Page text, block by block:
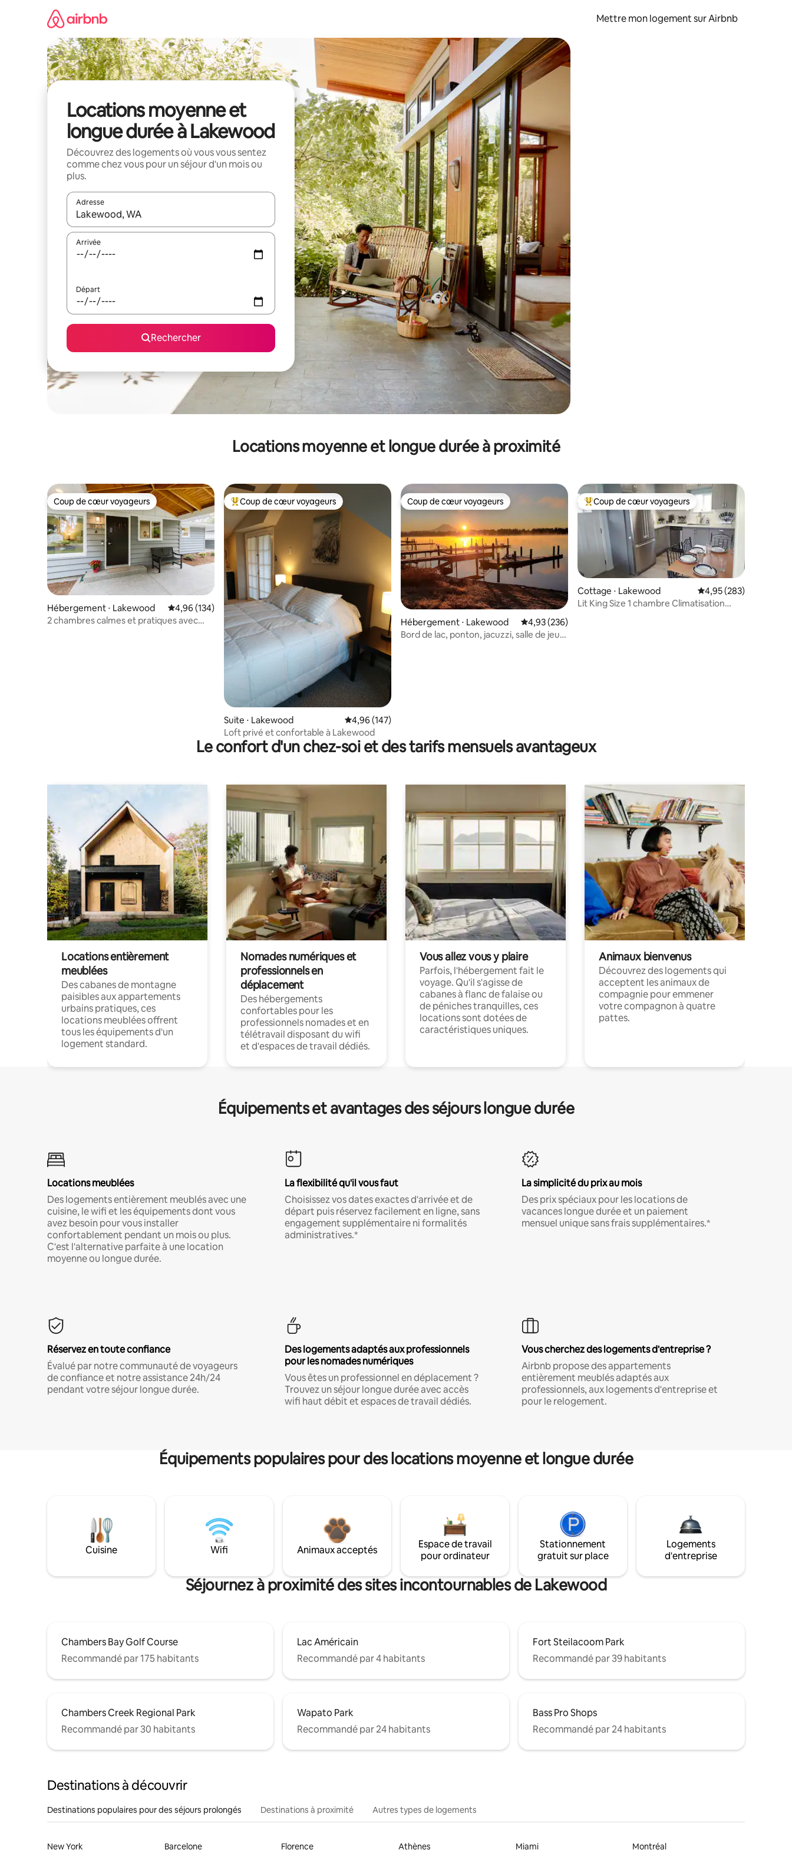
Mettre mon logement sur Airbnb
Locations moyenne et
longue durée à Lakewood
Découvrez des logements où vous vous sentez
comme chez vous pour un séjour d'un mois ou
plus.
Adresse
Lorsque les résultats s'affichent, utilisez les flèches vers le haut et vers le bas pour les parcourir ou en appuyant et en faisant glisser.
Arrivée
Départ
Rechercher
Locations moyenne et longue durée à proximité
Coup de cœur voyageurs
Coup de cœur voyageurs
Hébergement ⋅ Lakewood Évaluation moyenne sur la base de 134 commentaires : 4,96 sur 5
4,96 (134)
2 chambres calmes et pratiques avec
Coups de cœur voyageurs les plus appréciés
Coup de cœur voyageurs
Suite ⋅ Lakewood Évaluation moyenne sur la base de 147 commentaires : 4,96 sur 5
4,96 (147)
Loft privé et confortable à Lakewood
Coup de cœur voyageurs
Coup de cœur voyageurs
Hébergement ⋅ Lakewood Évaluation moyenne sur la base de 236 commentaires : 4,93 sur 5
4,93 (236)
Bord de lac, ponton, jacuzzi, salle de jeux,
Coups de cœur voyageurs les plus appréciés
Coup de cœur voyageurs
Cottage ⋅ Lakewood Évaluation moyenne
4,95 (283)
Lit King Size 1 chambre Climatisation
Le confort d'un chez-soi et des tarifs mensuels avantageux
Locations entièrement
meublées
Des cabanes de montagne
paisibles aux appartements
urbains pratiques, ces
locations meublées offrent
tous les équipements d'un
logement standard.
Nomades numériques et
professionnels en
déplacement
Des hébergements
confortables pour les
professionnels nomades et en
télétravail disposant du wifi
et d'espaces de travail dédiés.
Vous allez vous y plaire
Parfois, l'hébergement fait le
voyage. Qu'il s'agisse de
cabanes à flanc de falaise ou
de péniches tranquilles, ces
locations sont dotées de
caractéristiques uniques.
Animaux bienvenus
Découvrez des logements qui
acceptent les animaux de
compagnie pour emmener
votre compagnon à quatre
pattes.
Équipements et avantages des séjours longue durée
Locations meublées
Des logements entièrement meublés avec une
cuisine, le wifi et les équipements dont vous
avez besoin pour vous installer
confortablement pendant un mois ou plus.
C'est l'alternative parfaite à une location
moyenne ou longue durée.
La flexibilité qu'il vous faut
Choisissez vos dates exactes d'arrivée et de
départ puis réservez facilement en ligne, sans
engagement supplémentaire ni formalités
administratives.*
La simplicité du prix au mois
Des prix spéciaux pour les locations de
vacances longue durée et un paiement
mensuel unique sans frais supplémentaires.*
Réservez en toute confiance
Évalué par notre communauté de voyageurs
de confiance et notre assistance 24h/24
pendant votre séjour longue durée.
Des logements adaptés aux professionnels
pour les nomades numériques
Vous êtes un professionnel en déplacement ?
Trouvez un séjour longue durée avec accès
wifi haut débit et espaces de travail dédiés.
Vous cherchez des logements d'entreprise ?
Airbnb propose des appartements
entièrement meublés adaptés aux
professionnels, aux logements d'entreprise et
pour le relogement.
Équipements populaires pour des locations moyenne et longue durée
Cuisine Wifi Animaux acceptés
Espace de travail
pour ordinateur
Stationnement
gratuit sur place
Logements
d'entreprise
Séjournez à proximité des sites incontournables de Lakewood
Chambers Bay Golf Course
Recommandé par 175 habitants
Lac Américain
Recommandé par 4 habitants
Fort Steilacoom Park
Recommandé par 39 habitants
Chambers Creek Regional Park
Recommandé par 30 habitants
Wapato Park
Recommandé par 24 habitants
Bass Pro Shops
Recommandé par 24 habitants
Destinations à découvrir
Destinations populaires pour des séjours prolongés Destinations à proximité Autres types de logements
New York Barcelone Florence Athènes Miami Montréal